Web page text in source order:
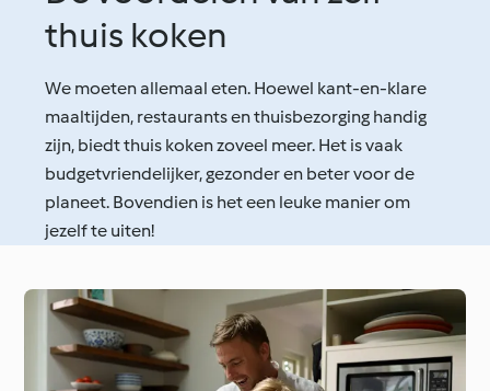
thuis koken
We moeten allemaal eten. Hoewel kant-en-klare
maaltijden, restaurants en thuisbezorging handig
zijn, biedt thuis koken zoveel meer. Het is vaak
budgetvriendelijker, gezonder en beter voor de
planeet. Bovendien is het een leuke manier om
jezelf te uiten!